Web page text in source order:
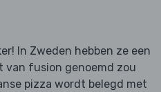
In Zweden hebben ze een
fusion genoemd zou
pizza wordt belegd met